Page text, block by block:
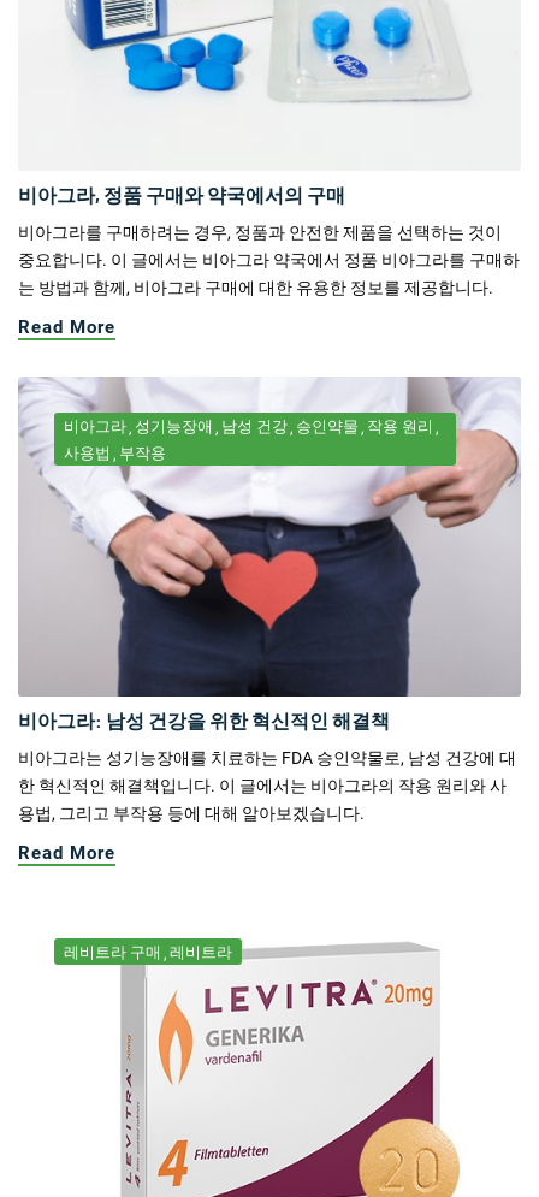
비아그라, 정품 구매와 약국에서의 구매
비아그라를 구매하려는 경우, 정품과 안전한 제품을 선택하는 것이
중요합니다. 이 글에서는 비아그라 약국에서 정품 비아그라를 구매하
는 방법과 함께, 비아그라 구매에 대한 유용한 정보를 제공합니다.
Read More
비아그라 성기능장애 남성 건강 승인약물 작용 원리
사용법
부작용
비아그라: 남성 건강을 위한 혁신적인 해결책
비아그라는 성기능장애를 치료하는 FDA 승인약물로, 남성 건강에 대
한 혁신적인 해결책입니다. 이 글에서는 비아그라의 작용 원리와 사
용법, 그리고 부작용 등에 대해 알아보겠습니다.
Read More
레비트라 구매 레비트라